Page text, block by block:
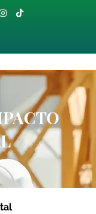
I
g
a
m
T
i
k